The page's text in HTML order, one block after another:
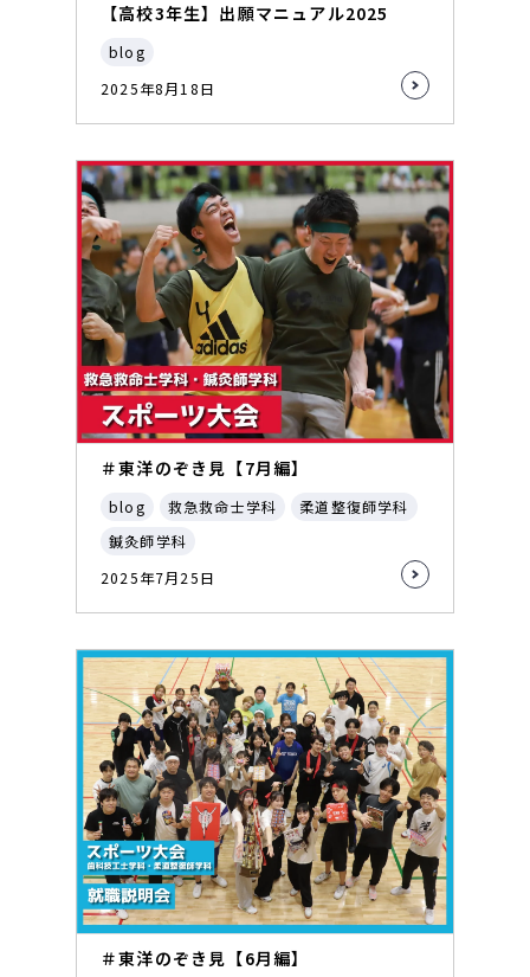
【高校3年生】出願マニュアル2025
blog
2025年8月18日
＃東洋のぞき見【7月編】
blog 救急救命士学科
柔道整復師学科
鍼灸師学科
2025年7月25日
＃東洋のぞき見【6月編】